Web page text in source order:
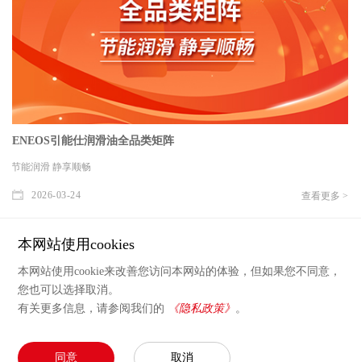
ENEOS引能仕润滑油全品类矩阵
节能润滑 静享顺畅
查看更多 >
2026-03-24
< 1
分享：
Copyright © 2025 引能仕 版权所有
本网站使用cookies
本网站使用cookie来改善您访问本网站的体验，但如果您不同意，
您也可以选择取消。
有关更多信息，请参阅我们的
《隐私政策》 。
同意 取消